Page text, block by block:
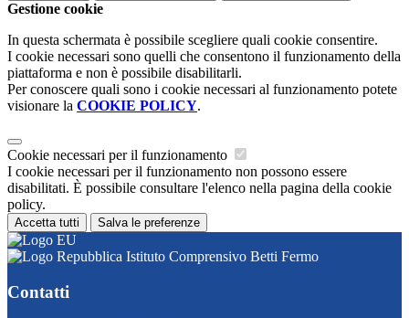
Gestione cookie
In questa schermata è possibile scegliere quali cookie consentire.
I cookie necessari sono quelli che consentono il funzionamento della
piattaforma e non è possibile disabilitarli.
Per conoscere quali sono i cookie necessari al funzionamento potete
visionare la COOKIE POLICY.
Cookie necessari per il funzionamento
I cookie necessari per il funzionamento non possono essere
disabilitati. È possibile consultare l'elenco nella pagina della cookie
policy.
Accetta tutti Salva le preferenze
Istituto Comprensivo Betti Fermo
Contatti